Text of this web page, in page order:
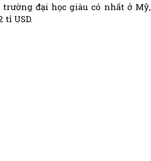
đại học giàu có nhất ở Mỹ,
USD.